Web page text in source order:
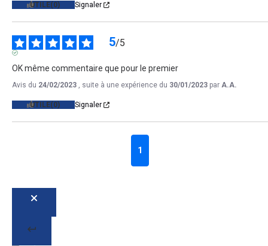
UTILE(0) Signaler
5/5
OK même commentaire que pour le premier
Avis du 24/02/2023 , suite à une expérience du 30/01/2023 par A.A.
UTILE(0) Signaler
1